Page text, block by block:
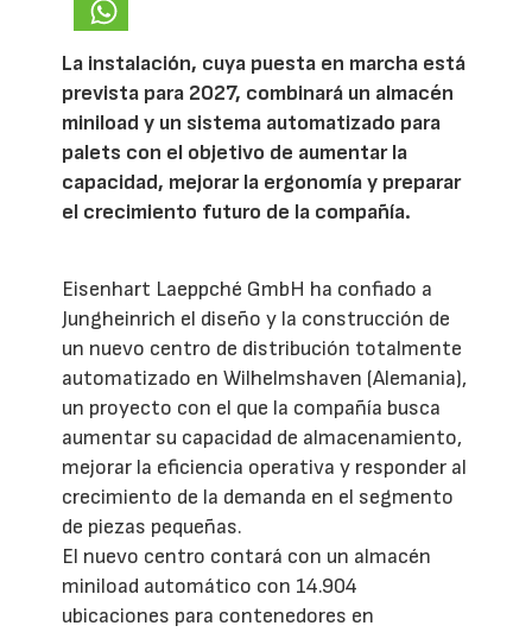
La instalación, cuya puesta en marcha está
prevista para 2027, combinará un almacén
miniload y un sistema automatizado para
palets con el objetivo de aumentar la
capacidad, mejorar la ergonomía y preparar
el crecimiento futuro de la compañía.
Eisenhart Laeppché GmbH ha confiado a
Jungheinrich el diseño y la construcción de
un nuevo centro de distribución totalmente
automatizado en Wilhelmshaven (Alemania),
un proyecto con el que la compañía busca
aumentar su capacidad de almacenamiento,
mejorar la eficiencia operativa y responder al
crecimiento de la demanda en el segmento
de piezas pequeñas.
El nuevo centro contará con un almacén
miniload automático con 14.904
ubicaciones para contenedores en